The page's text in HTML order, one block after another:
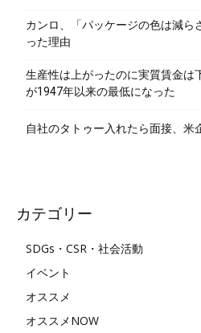
カンロ、「パッケージの色は減
った理由
生産性は上がったのに実質賃金
が1947年以来の最低になった
自社のタトゥー入れたら面接、米
カテゴリー
SDGs・CSR・社会活動
イベント
オススメ
オススメNOW